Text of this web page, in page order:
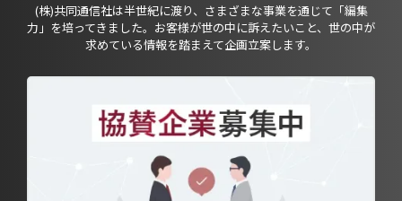
(株)共同通信社は半世紀に渡り、さまざまな事業を通じて「編集
力」を培ってきました。お客様が世の中に訴えたいこと、世の中が
求めている情報を踏まえて企画立案します。